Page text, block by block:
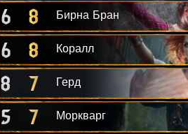
6 8 Бирна Бран
6 8 Коралл
8 7 Герд
5 7 Моркварг